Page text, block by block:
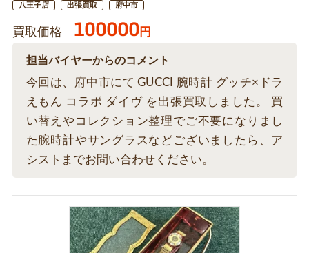
八王子店 出張買取 府中市
買取価格 100000円
担当バイヤーからのコメント
今回は、府中市にて GUCCI 腕時計 グッチ×ドラ
えもん コラボ ダイヴ を出張買取しました。 買
い替えやコレクション整理でご不要になりまし
た腕時計やサングラスなどございましたら、ア
シストまでお問い合わせください。